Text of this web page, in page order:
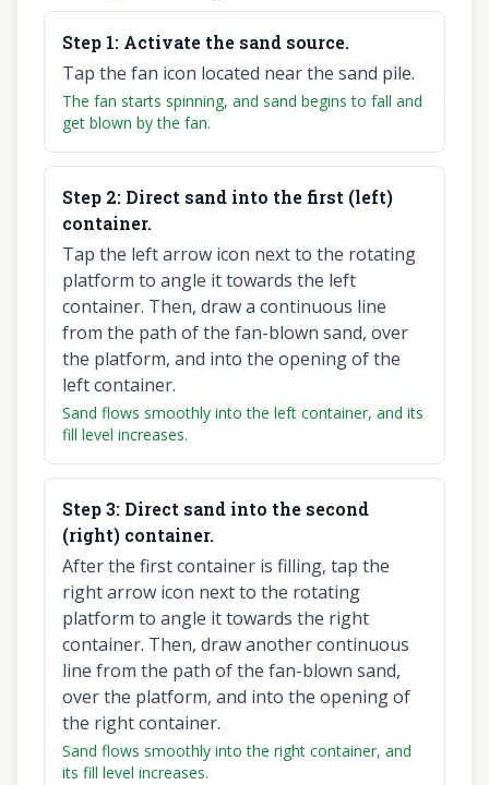
Step 1: Activate the sand source.
Tap the fan icon located near the sand pile.
The fan starts spinning, and sand begins to fall and
get blown by the fan.
Step 2: Direct sand into the first (left)
container.
Tap the left arrow icon next to the rotating
platform to angle it towards the left
container. Then, draw a continuous line
from the path of the fan-blown sand, over
the platform, and into the opening of the
left container.
Sand flows smoothly into the left container, and its
fill level increases.
Step3: Direct sand into the second
(right) container.
After the first container is filling, tap the
right arrow icon next to the rotating
platform to angle it towards the right
container. Then, draw another continuous
line from the path of the fan-blown sand,
over the platform, and into the opening of
the right container.
Sand flows smoothly into the right container, and
its fill level increases.